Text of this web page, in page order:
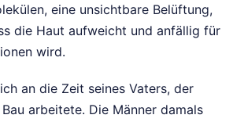
eine unsichtbare Belüftung,
die Haut aufweicht und anfällig für
wird.
an die Zeit seines Vaters, der
arbeitete. Die Männer damals